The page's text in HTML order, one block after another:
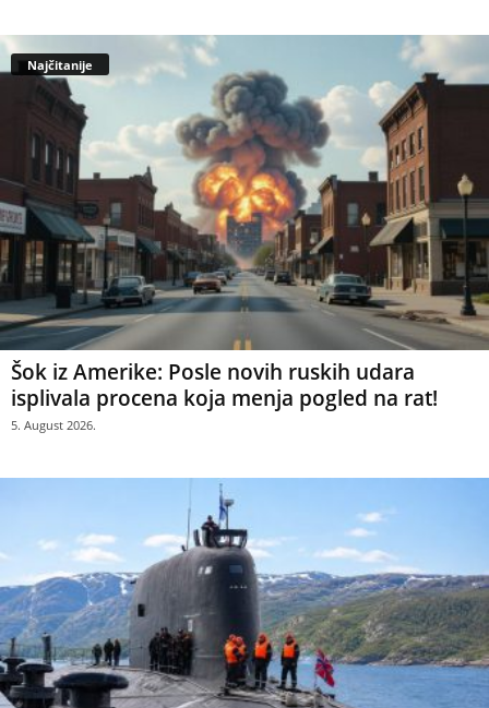
Najčitanije
Šok iz Amerike: Posle novih ruskih udara
isplivala procena koja menja pogled na rat!
5. August 2026.